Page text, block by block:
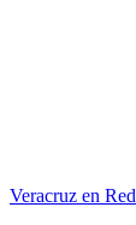
Veracruz en Red